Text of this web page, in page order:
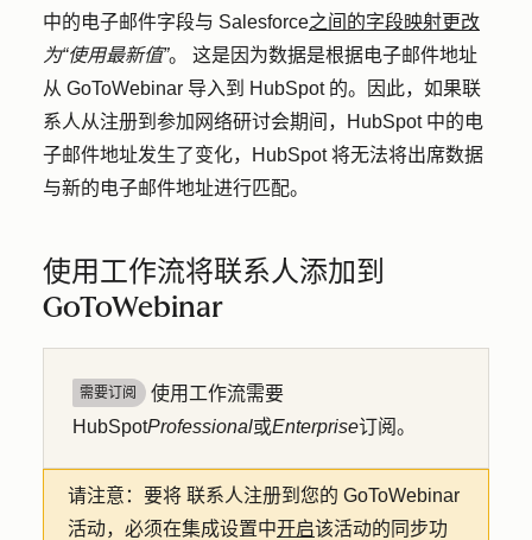
中的电子邮件字段与 Salesforce之间的字段映射更改
为“使用最新值”。 这是因为数据是根据电子邮件地址
从 GoToWebinar 导入到 HubSpot 的。因此，如果联
系人从注册到参加网络研讨会期间，HubSpot 中的电
子邮件地址发生了变化，HubSpot 将无法将出席数据
与新的电子邮件地址进行匹配。
使用工作流将联系人添加到
GoToWebinar
需要订阅
使用工作流需要
HubSpotProfessional或Enterprise订阅。
请注意：要将 联系人注册到您的 GoToWebinar
活动，必须在集成设置中开启该活动的同步功